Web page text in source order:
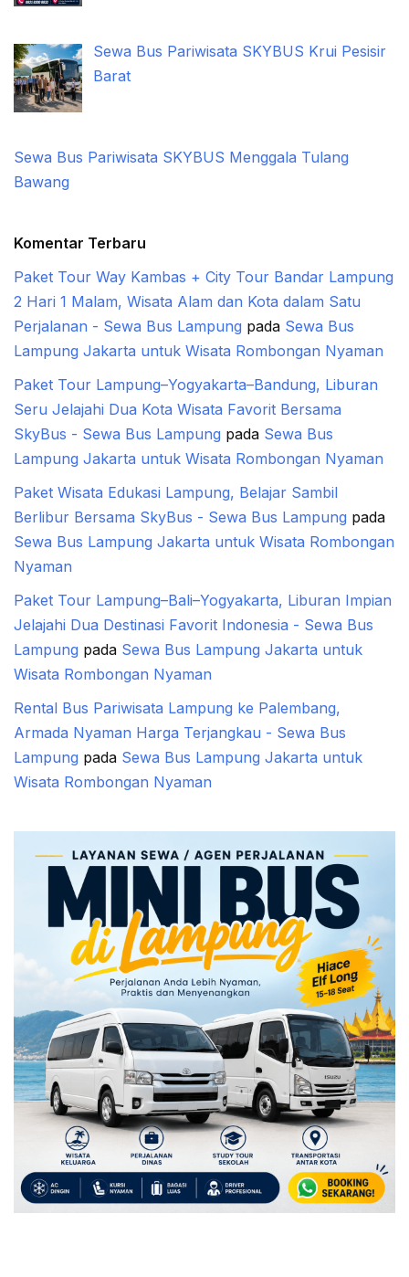
Sewa Bus Pariwisata SKYBUS Krui Pesisir
Barat
Sewa Bus Pariwisata SKYBUS Menggala Tulang
Bawang
Komentar Terbaru
Paket Tour Way Kambas + City Tour Bandar Lampung
2 Hari 1 Malam, Wisata Alam dan Kota dalam Satu
Perjalanan - Sewa Bus Lampung pada Sewa Bus
Lampung Jakarta untuk Wisata Rombongan Nyaman
Paket Tour Lampung–Yogyakarta–Bandung, Liburan
Seru Jelajahi Dua Kota Wisata Favorit Bersama
SkyBus - Sewa Bus Lampung pada Sewa Bus
Lampung Jakarta untuk Wisata Rombongan Nyaman
Paket Wisata Edukasi Lampung, Belajar Sambil
Berlibur Bersama SkyBus - Sewa Bus Lampung pada
Sewa Bus Lampung Jakarta untuk Wisata Rombongan
Nyaman
Paket Tour Lampung–Bali–Yogyakarta, Liburan Impian
Jelajahi Dua Destinasi Favorit Indonesia - Sewa Bus
Lampung pada Sewa Bus Lampung Jakarta untuk
Wisata Rombongan Nyaman
Rental Bus Pariwisata Lampung ke Palembang,
Armada Nyaman Harga Terjangkau - Sewa Bus
Lampung pada Sewa Bus Lampung Jakarta untuk
Wisata Rombongan Nyaman